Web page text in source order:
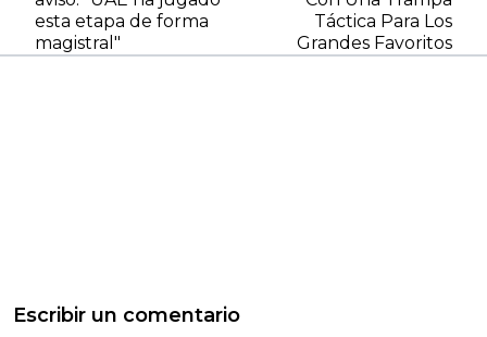
esta etapa de forma
magistral"
Táctica Para Los
Grandes Favoritos
Escribir un comentario